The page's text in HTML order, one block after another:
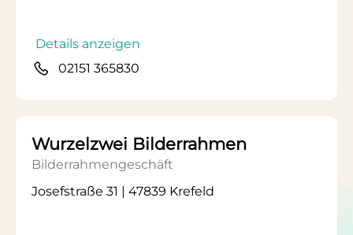
Details anzeigen
02151 365830
Wurzelzwei Bilderrahmen
Bilderrahmengeschäft
Josefstraße 31 | 47839 Krefeld